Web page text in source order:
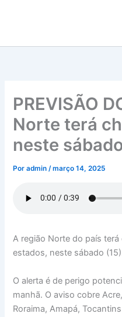
conteúdo
PREVISÃO
Norte terá
neste
Poradmin/março 14, 2025
A região Norte do país
estados, neste sábado
O alerta é de perigo
manhã. O aviso cobre
Roraima, Amapá,